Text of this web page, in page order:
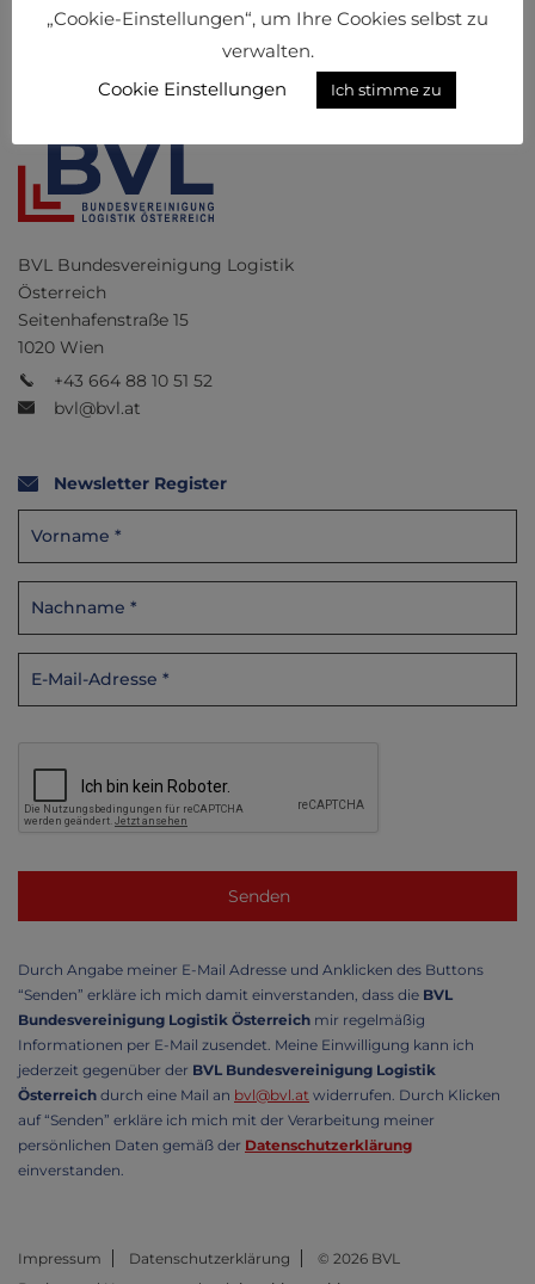
BVL Bundesvereinigung Logistik
Österreich
Seitenhafenstraße 15
1020 Wien
+43 664 88 10 51 52
bvl@bvl.at
Newsletter Register
Durch Angabe meiner E-Mail Adresse und Anklicken des Buttons
“Senden” erkläre ich mich damit einverstanden, dass die BVL
Bundesvereinigung Logistik Österreich mir regelmäßig
Informationen per E-Mail zusendet. Meine Einwilligung kann ich
jederzeit gegenüber der BVL Bundesvereinigung Logistik
Österreich durch eine Mail an bvl@bvl.at widerrufen. Durch Klicken
auf “Senden” erkläre ich mich mit der Verarbeitung meiner
persönlichen Daten gemäß der Datenschutzerklärung
einverstanden.
Impressum Datenschutzerklärung
© 2026 BVL
„Cookie-Einstellungen“, um Ihre Cookies selbst zu
verwalten.
Cookie Einstellungen
Ich stimme zu